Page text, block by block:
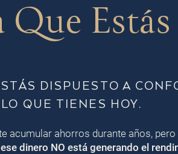
Que
DISPUESTO A
QUE TIENES HOY.
acumular ahorros durante años,
dinero NO está generando el